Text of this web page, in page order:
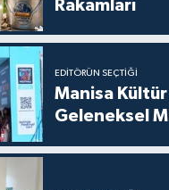
Rakamları
EDITÖRÜN SEÇTIĞI
Manisa
Geleneksel